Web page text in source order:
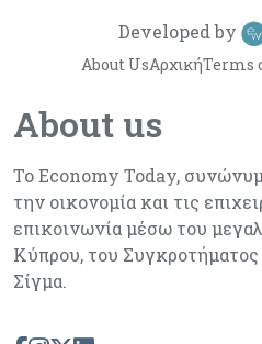
About us
Το Economy Today,
την οικονομία και τις
επικοινωνία μέσω του
Κύπρου, του Συγκροτήματος
Σίγμα.
About UsΑρχικήTerms
Developed by